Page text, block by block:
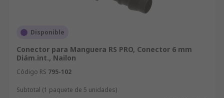
Disponible
Conector para Manguera RS PRO, Conector 6 mm
Diám.int., Nailon
Código RS 795-102
Subtotal (1 paquete de 5 unidades)